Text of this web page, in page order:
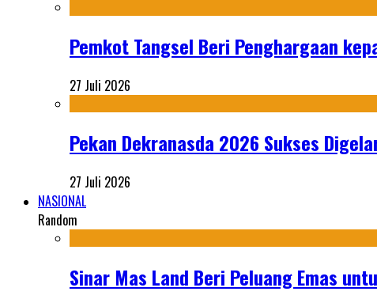
Pemkot Tangsel Beri Penghargaan
27 Juli 2026
Pekan Dekranasda 2026 Sukses
27 Juli 2026
NASIONAL
Random
Sinar Mas Land Beri Peluang Emas